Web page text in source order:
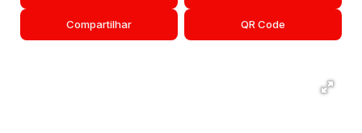
Compartilhar QR Code